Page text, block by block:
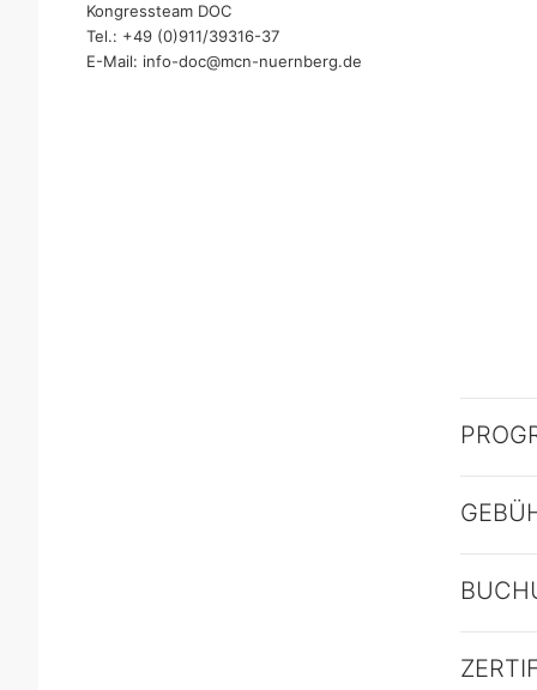
Kongressteam DOC
Tel.: +49 (0)911/39316-37
E-Mail: info-doc@mcn-nuernberg.de